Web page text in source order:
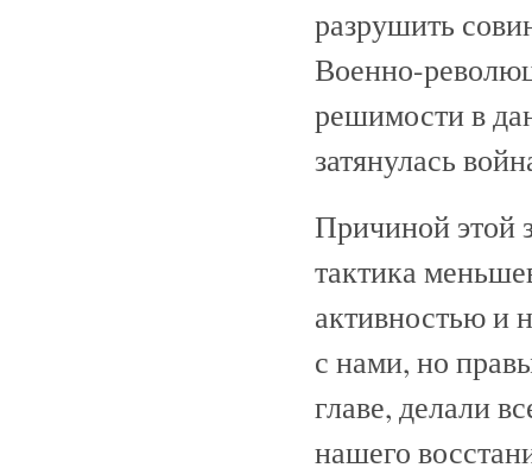
разрушить
Военно-
решимости в
затянулась
Причиной этой
тактика
активностью и
с нами, но
главе, делали
нашего